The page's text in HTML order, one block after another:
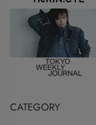
CATEGORY